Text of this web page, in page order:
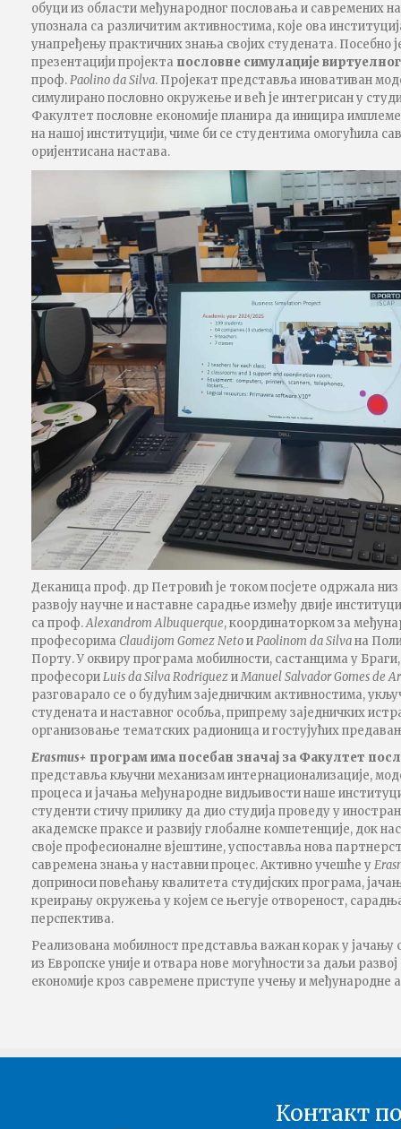
обуци из области међународног пословања и савремених
упознала са различитим активностима, које ова
унапређењу практичних знања својих студената. Посебно
презентацији пројекта пословне симулације
проф.Paolinо da Silva. Пројекат представља иновативан
симулирано пословно окружење и већ је интегрисан у
Факултет пословне економије планира да иницира
на нашој институцији, чиме би се студентима омогућила
оријентисана настава.
Деканица проф. др Петровић је током посјете одржала низ
развоју научне и наставне сарадње између двије
са проф.Alexandrom Albuquerque, координаторком за
професорима Claudijom Gomez NetoиPaolinom da Silvaна
Порту. У оквиру програма мобилности, састанцима у
професориLuis da SilvaRodriguezиManuel Salvador Gomes de
разговарало се о будућим заједничким активностима,
студената и наставног особља, припрему заједничких
организовање тематских радионица и гостујућих
Erasmus+ програм има посебан значај за Факултет
представља кључни механизам интернационализације,
процеса и јачања међународне видљивости наше
студенти стичу прилику да дио студија проведу у
академске праксе и развију глобалне компетенције, док
своје професионалне вјештине, успоставља нова
савремена знања у наставни процес. Активно учешће у
доприноси повећању квалитета студијских програма,
креирању окружења у којем се његује отвореност,
перспектива.
Реализована мобилност представља важан корак у јачању
из Европске уније и отвара нове могућности за даљи
економије кроз савремене приступе учењу и међународне
Контакт